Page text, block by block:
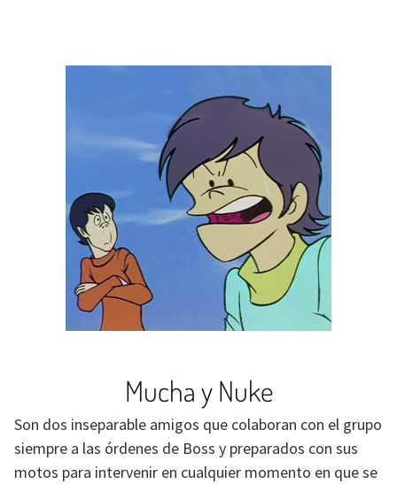
Mucha y Nuke
Son dos inseparable amigos que colaboran con el grupo
siempre a las órdenes de Boss y preparados con sus
motos para intervenir en cualquier momento en que se